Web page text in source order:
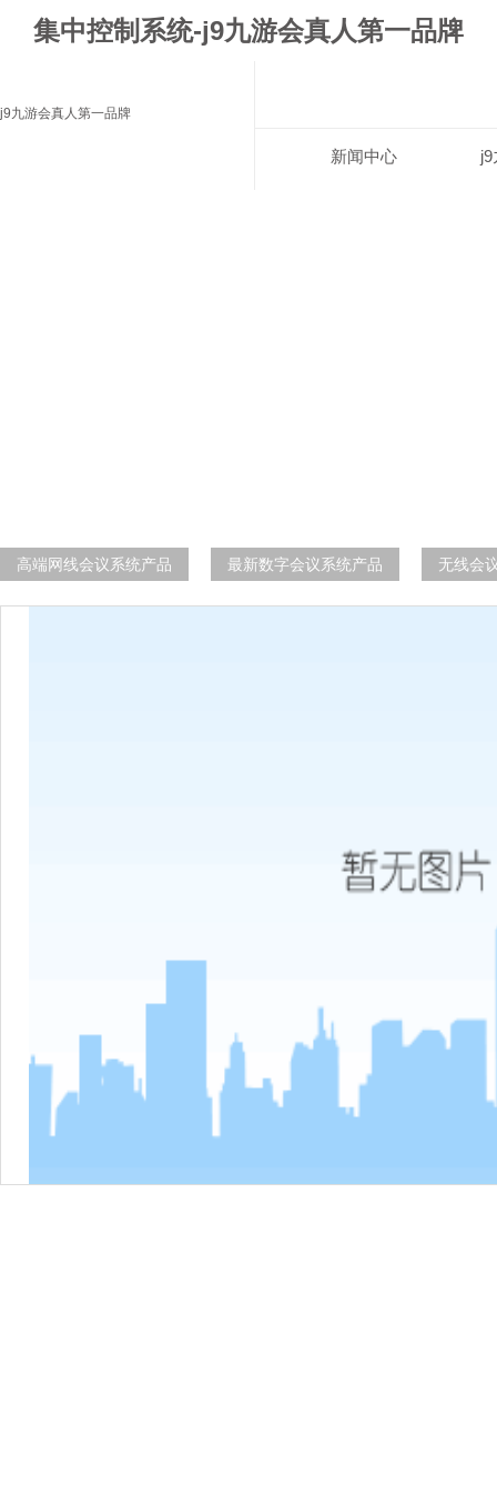
集中控制系统-j9九游会真人第一品牌
j9九游会真人第一品牌
新闻中心
高端网线会议系统产品 最新数字会议系统产品 无线会